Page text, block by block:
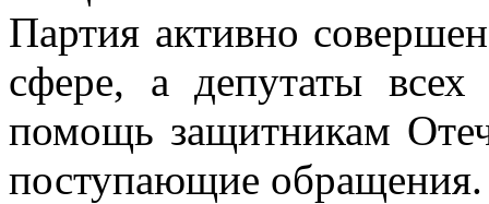
Партия активно
сфере, а депутаты
помощь защитникам
поступающие обращения.